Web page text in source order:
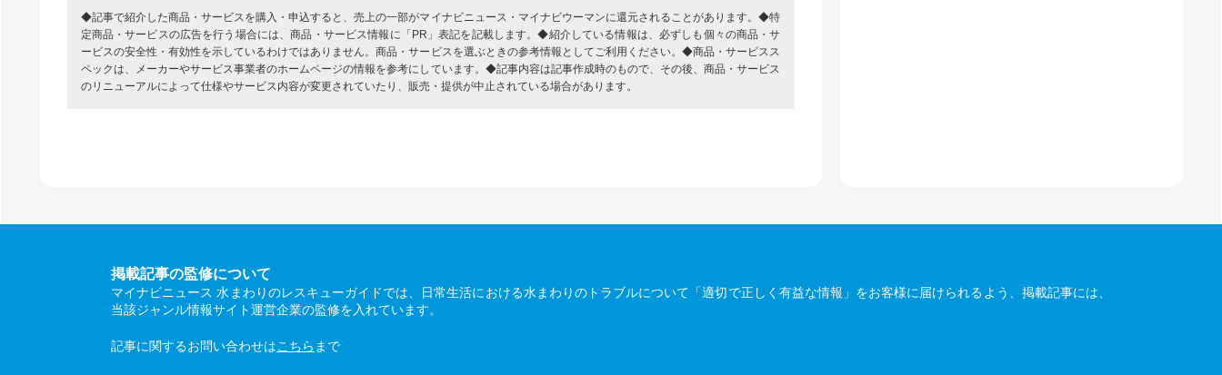
◆記事で紹介した商品・サービスを購入・申込すると、売上の一部がマイナビニュース・マイナビウーマンに還元されることがあります。◆特
定商品・サービスの広告を行う場合には、商品・サービス情報に「PR」表記を記載します。◆紹介している情報は、必ずしも個々の商品・サ
ービスの安全性・有効性を示しているわけではありません。商品・サービスを選ぶときの参考情報としてご利用ください。◆商品・サービスス
ペックは、メーカーやサービス事業者のホームページの情報を参考にしています。◆記事内容は記事作成時のもので、その後、商品・サービス
のリニューアルによって仕様やサービス内容が変更されていたり、販売・提供が中止されている場合があります。
掲載記事の監修について
マイナビニュース 水まわりのレスキューガイドでは、日常生活における水まわりのトラブルについて「適切で正しく有益な情報」をお客様に届けられるよう、掲載記事には、
当該ジャンル情報サイト運営企業の監修を入れています。
記事に関するお問い合わせはこちら まで